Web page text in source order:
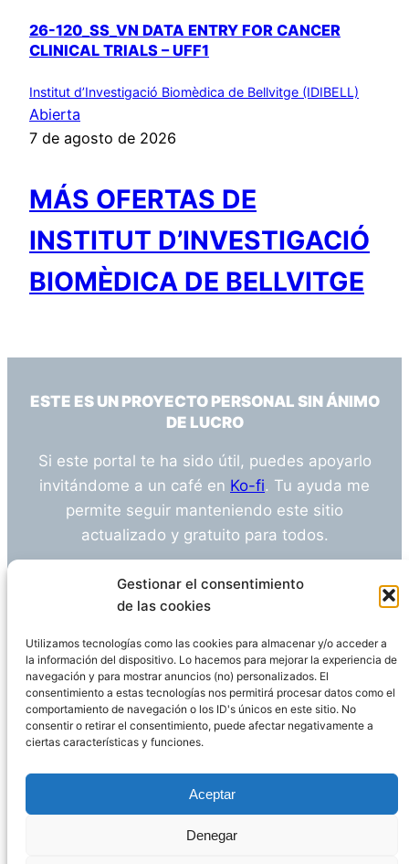
Gestionar el consentimiento
de las cookies
Utilizamos tecnologías como las cookies para almacenar y/o acceder a
la información del dispositivo. Lo hacemos para mejorar la experiencia de
navegación y para mostrar anuncios (no) personalizados. El
consentimiento a estas tecnologías nos permitirá procesar datos como el
comportamiento de navegación o los ID's únicos en este sitio. No
consentir o retirar el consentimiento, puede afectar negativamente a
ciertas características y funciones.
Aceptar
Denegar
26-120_SS_VN DATA ENTRY FOR CANCER
CLINICAL TRIALS – UFF1
Institut d’Investigació Biomèdica de Bellvitge (IDIBELL)
Abierta
7 de agosto de 2026
MÁS OFERTAS DE
INSTITUT D’INVESTIGACIÓ
BIOMÈDICA DE BELLVITGE
ESTE ES UN PROYECTO PERSONAL SIN ÁNIMO
DE LUCRO
Si este portal te ha sido útil, puedes apoyarlo
invitándome a un café en Ko-fi. Tu ayuda me
permite seguir manteniendo este sitio
actualizado y gratuito para todos.
¿Tienes alguna duda o sugerencia? Escríbeme
info@empleosanitarioinvestigacion.es
Descargo de Responsabilidad
Declaración de Privacidad Política de cookies
WordPress